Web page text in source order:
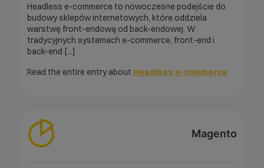
Headless e-commerce to nowoczesne podejście do
budowy sklepów internetowych, które oddziela
warstwę front-endową od back-endowej. W
tradycyjnych systemach e-commerce, front-end i
back-end [...]
Read the entire entry about Headless e-commerce
Magento